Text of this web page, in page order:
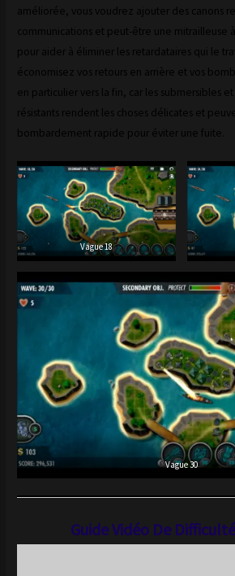
améliorée, vous voudrez ajouter des canons
communications et peut-être une mitrailleuse
pour aider à éliminer les retardataires qui le
économisez vos retours en arrière et vos
en particulier vers la fin, car les submersibles et
résistants rendent les choses délicates et
bombardement rapide pour éviter une fuite.
Vague 18
Vague 30
Guide Vidéo De